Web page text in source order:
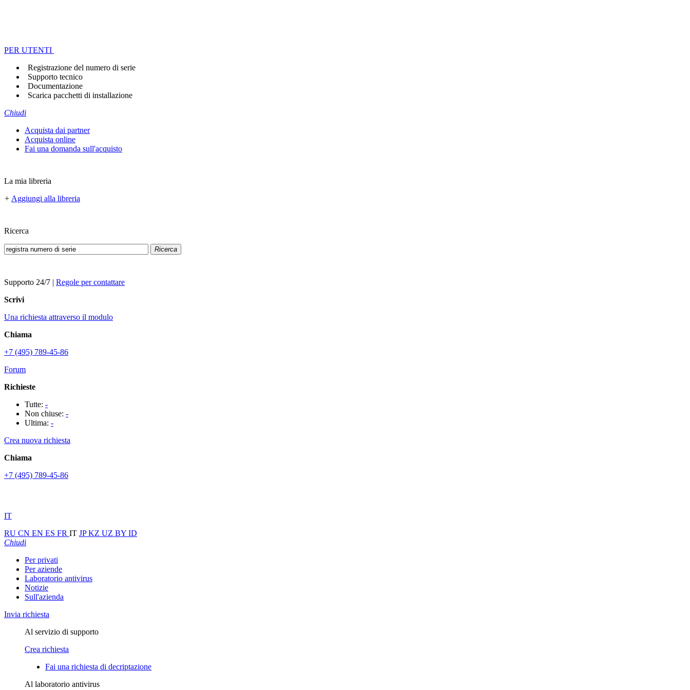
PER UTENTI
Registrazione del numero di serie
Supporto tecnico
Documentazione
Scarica pacchetti di installazione
Chiudi
Acquista dai partner
Acquista online
Fai una domanda sull'acquisto
La mia libreria
+ Aggiungi alla libreria
Ricerca
Ricerca
Supporto 24/7 | Regole per contattare
Scrivi
Una richiesta attraverso il modulo
Chiama
+7 (495) 789-45-86
Forum
Richieste
Tutte: -
Non chiuse: -
Ultima: -
Crea nuova richiesta
Chiama
+7 (495) 789-45-86
IT
RU CN EN ES FR IT JPKZ UZ BY ID
Chiudi
Per privati
Per aziende
Laboratorio antivirus
Notizie
Sull'azienda
Invia richiesta
Al servizio di supporto
Crea richiesta
Fai una richiesta di decriptazione
Al laboratorio antivirus